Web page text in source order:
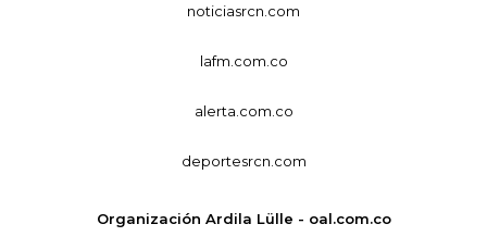
noticiasrcn.com
lafm.com.co
alerta.com.co
deportesrcn.com
Organización Ardila Lülle - oal.com.co